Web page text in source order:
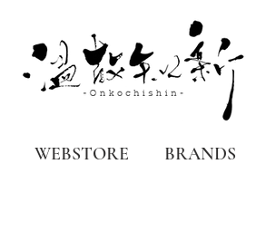
WEBSTORE BRANDS